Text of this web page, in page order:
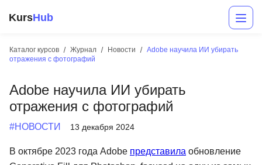
KursHub
Каталог курсов Журнал Новости
Adobe научила ИИ убирать
отражения с фотографий
Adobe научила ИИ убирать
отражения с фотографий
#НОВОСТИ 13 декабря 2024
В октябре 2023 года Adobe представила обновление
Разработка